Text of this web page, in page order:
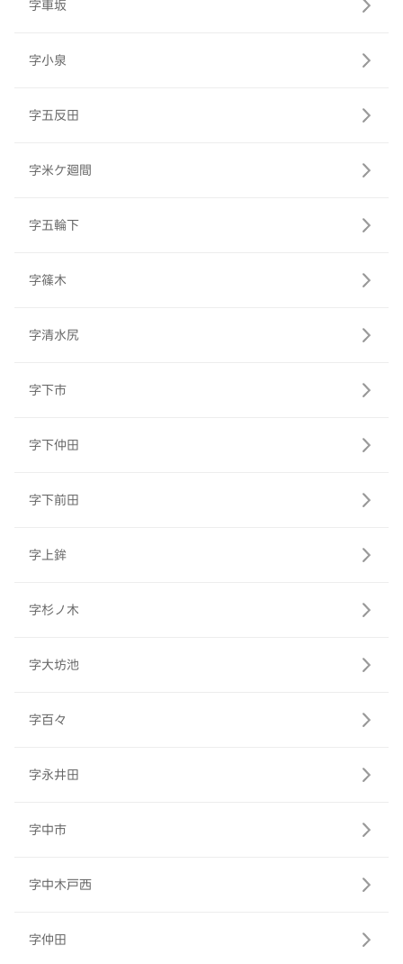
字車坂
字小泉
字五反田
字米ケ廻間
字五輪下
字篠木
字清水尻
字下市
字下仲田
字下前田
字上鉾
字杉ノ木
字大坊池
字百々
字永井田
字中市
字中木戸西
字仲田